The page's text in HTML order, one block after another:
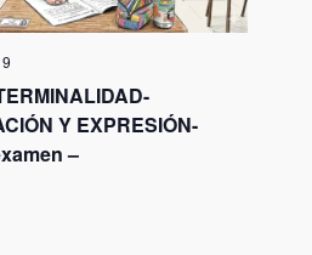
Y EXPRESIÓN-
–